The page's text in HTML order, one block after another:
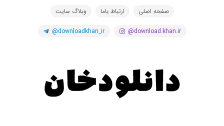
صفحه اصلی ارتباط باما وبلاگ سایت
@download.khan.ir
@downloadkhan_ir